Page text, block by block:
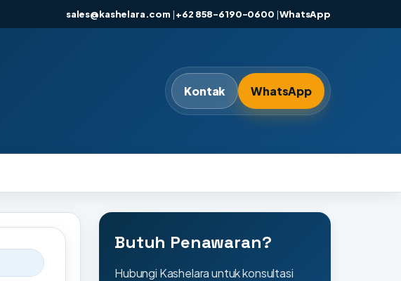
sales@kashelara.com |+62 858-6190-0600 |WhatsApp
Kontak WhatsApp
Butuh Penawaran?
Hubungi Kashelara untuk konsultasi